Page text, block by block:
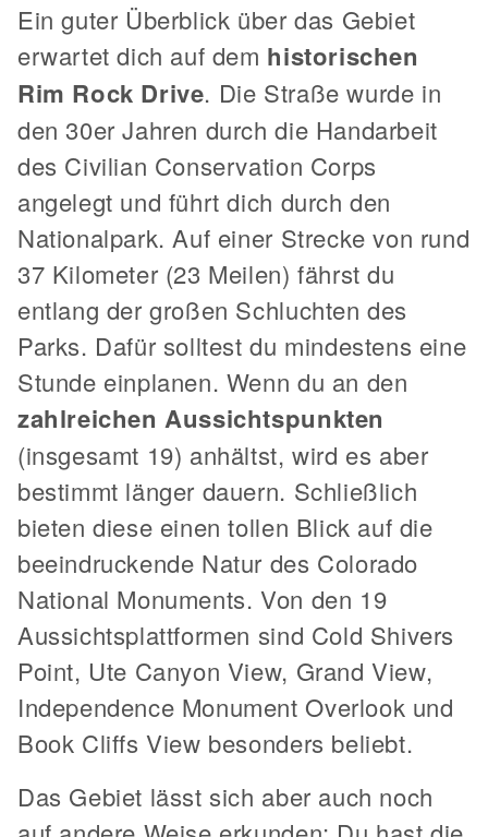
Ein guter Überblick über das Gebiet
erwartet dich auf dem historischen
Rim Rock Drive. Die Straße wurde in
den 30er Jahren durch die Handarbeit
des Civilian Conservation Corps
angelegt und führt dich durch den
Nationalpark. Auf einer Strecke von rund
37 Kilometer (23 Meilen) fährst du
entlang der großen Schluchten des
Parks. Dafür solltest du mindestens eine
Stunde einplanen. Wenn du an den
zahlreichen Aussichtspunkten
(insgesamt 19) anhältst, wird es aber
bestimmt länger dauern. Schließlich
bieten diese einen tollen Blick auf die
beeindruckende Natur des Colorado
National Monuments. Von den 19
Aussichtsplattformen sind Cold Shivers
Point, Ute Canyon View, Grand View,
Independence Monument Overlook und
Book Cliffs View besonders beliebt.
Das Gebiet lässt sich aber auch noch